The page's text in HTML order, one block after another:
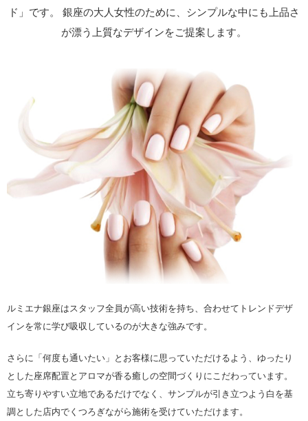
ド」です。
銀座の大人女性のために、シンプルな中にも上品さ
が漂う上質なデザインをご提案します。
ルミエナ銀座はスタッフ全員が高い技術を持ち、合わせてトレンドデザ
インを常に学び吸収しているのが大きな強みです。
さらに「何度も通いたい」とお客様に思っていただけるよう、ゆったり
とした座席配置とアロマが香る癒しの空間づくりにこだわっています。
立ち寄りやすい立地であるだけでなく、サンプルが引き立つよう白を基
調とした店内でくつろぎながら施術を受けていただけます。